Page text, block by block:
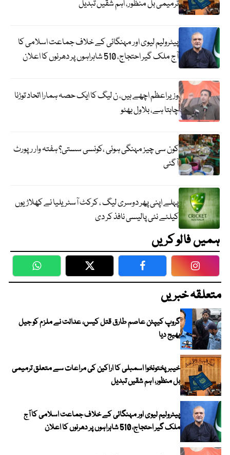
ترمیمی بل منظور، اہم شقیں تبدیل
پیٹرولیم لیوی اور مہنگائی کے خلاف جماعت اسلامی کا
آج ملک گیر احتجاج، 510 شاہراہوں پر دھرنوں کا اعلان
وزیراعظم اچھے ہیں، ن لیگ کا ایک حصہ ہمارا اتحاد توڑنا
چاہتا ہے، بلاول بھٹو
کون سی چیز مہنگی ہوئی ،کونسی سستی؟ ہفتہ وار رپورٹ
آگئی
پہلے اپنی پھر دوسری لیگ ، کرکٹ آسٹریلیا نے کھلاڑیوں
کیلئے نئی پالیسی نافذ کر دی
ہمیں فالو کریں
WhatsApp Twitter Facebook
متعلقہ خبریں
گروپ کیپٹن عاصم طارق قتل کیس، عدالت نے ملزم کو جیل
بھیج دیا
خیبرپختونخوا اسمبلی کا اراکین کی مراعات سے متعلق ترمیمی
بل منظور، اہم شقیں تبدیل
پیٹرولیم لیوی اور مہنگائی کے خلاف جماعت اسلامی کا آج
ملک گیر احتجاج، 510 شاہراہوں پر دھرنوں کا اعلان